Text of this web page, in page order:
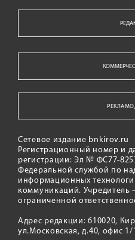
Сетевое издание bnkirov.ru
Регистрационный номер и
регистрации: Эл № ФС77-
Федеральной службой по
информационных
коммуникаций. Учредитель
ограниченной
Адрес редакции: 610020,
ул.Московская, д.40, офис 1/